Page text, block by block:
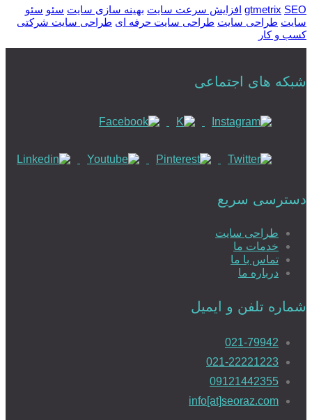
gtmetrix SEO افزایش سرعت سایت بهینه سازی سایت سئو سئو
سایت طراحی سایت طراحی سایت حرفه ای طراحی سایت شرکتی
کسب و کار
شبکه های اجتماعی
دسترسی سریع
طراحی سایت
خدمات ما
تماس با ما
درباره ما
شماره تلفن و ایمیل
021-79942
021-22221223
09121442355
info[at]seoraz.com